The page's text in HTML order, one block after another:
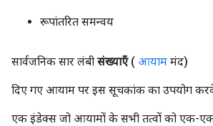
रूपांतरित समन्वय
सार्वजनिक सार लंबी संख्याएँ ( आयाम मंद)
दिए गए आयाम पर इस सूचकांक का उपयोग करके
एक इंडेक्स जो आयामों के सभी तत्वों को एक-